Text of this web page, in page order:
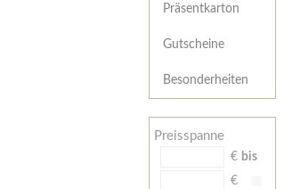
Präsentkarton
Gutscheine
Besonderheiten
Preisspanne
€ bis
€